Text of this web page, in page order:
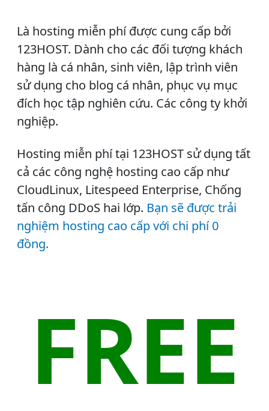
Là hosting miễn phíđược cung cấp bởi
123HOST. Dành cho các đối tượng khách
hàng là cá nhân, sinh viên, lập trình viên
sử dụng cho blog cá nhân, phục vụ mục
đích học tập nghiên cứu. Các công ty khởi
nghiệp.
Hosting miễn phí tại 123HOST sử dụng tất
cả các công nghệ hosting cao cấp như
CloudLinux, Litespeed Enterprise, Chống
tấn công DDoS hai lớp. Bạn sẽ được trải
nghiệm hosting cao cấp với chi phí 0
đồng.
FREE